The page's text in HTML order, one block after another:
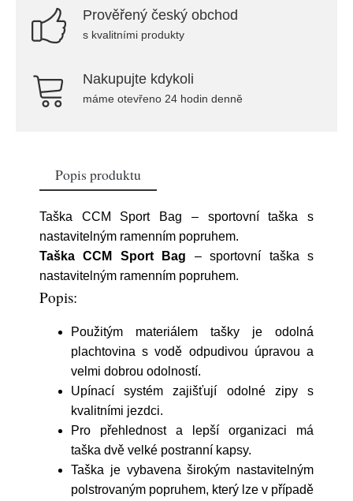
Prověřený český obchod
s kvalitními produkty
Nakupujte kdykoli
máme otevřeno 24 hodin denně
Popis produktu
Taška CCM Sport Bag – sportovní taška s
nastavitelným ramenním popruhem.
Taška CCM Sport Bag – sportovní taška s
nastavitelným ramenním popruhem.
Popis:
Použitým materiálem tašky je odolná
plachtovina s vodě odpudivou úpravou a
velmi dobrou odolností.
Upínací systém zajišťují odolné zipy s
kvalitními jezdci.
Pro přehlednost a lepší organizaci má
taška dvě velké postranní kapsy.
Taška je vybavena širokým nastavitelným
polstrovaným popruhem, který lze v případě